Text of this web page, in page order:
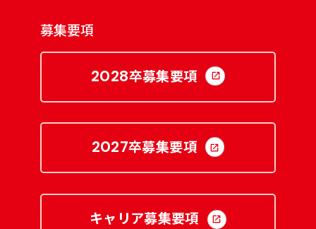
募集要項
2028卒募集要項
2027卒募集要項
キャリア募集要項